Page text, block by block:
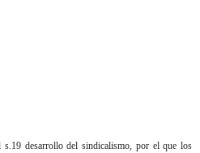
s.19 desarrollo del sindicalismo, por el que los